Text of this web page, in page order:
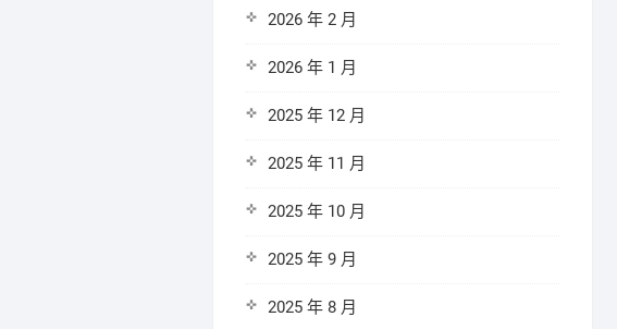
2026 年 2 月
2026 年 1 月
2025 年 12 月
2025 年 11 月
2025 年 10 月
2025 年 9 月
2025 年 8 月